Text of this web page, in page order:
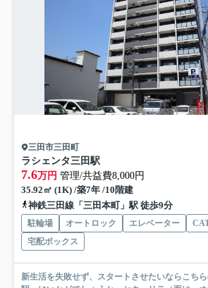
三田市三田町
ラシェンタ三田駅
7.6万円 管理/共益費8,000円
35.92㎡ (1K) /築7年 /10階建
神鉄三田線「三田本町」駅 徒歩9分
駐輪場 オートロック エレベーター
宅配ボックス
新生活を失敗せず、スタートさせたいならこち